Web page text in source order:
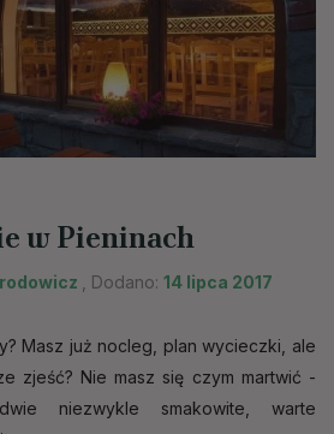
w Pieninach
, Dodano: 14 lipca 2017
Masz już nocleg, plan wycieczki, ale
zjeść? Nie masz się czym martwić -
niezwykle smakowite, warte